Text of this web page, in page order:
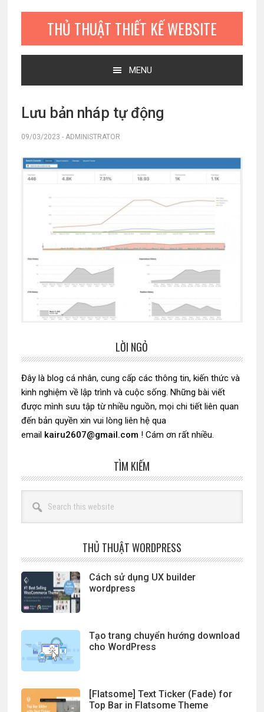
THỦ THUẬT THIẾT KẾ WEBSITE
MENU
Lưu bản nháp tự động
09/03/2023 - ADMINISTRATOR
chính
LỜI NGỎ
Đây là blog cá nhân, cung cấp các thông tin, kiến thức và
kinh nghiệm về lập trình và cuộc sống. Những bài viết
được mình sưu tập từ nhiều nguồn, mọi chi tiết liên quan
đến bản quyền xin vui lòng liên hệ qua
email kairu2607@gmail.com ! Cám ơn rất nhiều.
TÌM KIẾM
this
website
THỦ THUẬT WORDPRESS
Cách sử dụng UX builder
wordpress
Tạo trang chuyển hướng download
cho WordPress
[Flatsome] Text Ticker (Fade) for
Top Bar in Flatsome Theme